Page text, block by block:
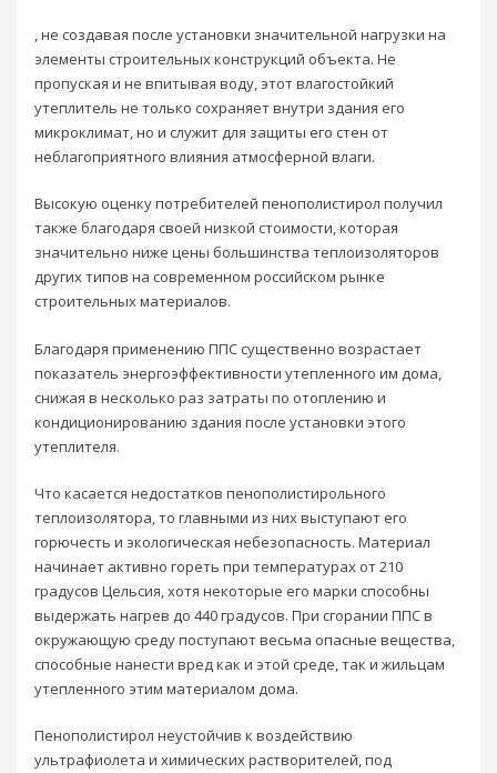
, не создавая после установки значительной нагрузки на
элементы строительных конструкций объекта. Не
пропуская и не впитывая воду, этот влагостойкий
утеплитель не только сохраняет внутри здания его
микроклимат, но и служит для защиты его стен от
неблагоприятного влияния атмосферной влаги.
Высокую оценку потребителей пенополистирол получил
также благодаря своей низкой стоимости, которая
значительно ниже цены большинства теплоизоляторов
других типов на современном российском рынке
строительных материалов.
Благодаря применению ППС существенно возрастает
показатель энергоэффективности утепленного им дома,
снижая в несколько раз затраты по отоплению и
кондиционированию здания после установки этого
утеплителя.
Что касается недостатков пенополистирольного
теплоизолятора, то главными из них выступают его
горючесть и экологическая небезопасность. Материал
начинает активно гореть при температурах от 210
градусов Цельсия, хотя некоторые его марки способны
выдержать нагрев до 440 градусов. При сгорании ППС в
окружающую среду поступают весьма опасные вещества,
способные нанести вред как и этой среде, так и жильцам
утепленного этим материалом дома.
Пенополистирол неустойчив к воздействию
ультрафиолета и химических растворителей, под